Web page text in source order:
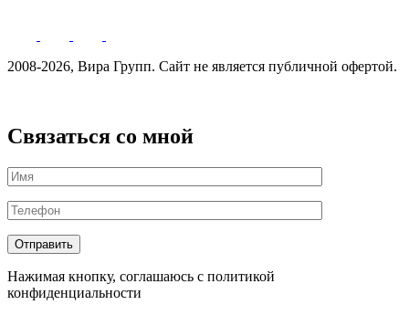
2008-2026, Вира Групп. Cайт не является публичной офертой.
Связаться со мной
Нажимая кнопку, соглашаюсь с политикой
конфиденциальности